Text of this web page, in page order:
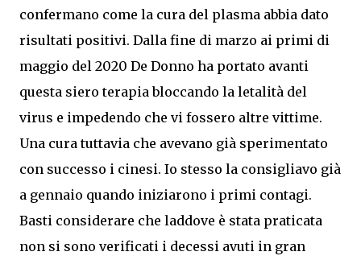
confermano come la cura del plasma abbia dato
risultati positivi. Dalla fine di marzo ai primi di
maggio del 2020 De Donno ha portato avanti
questa siero terapia bloccando la letalità del
virus e impedendo che vi fossero altre vittime.
Una cura tuttavia che avevano già sperimentato
con successo i cinesi. Io stesso la consigliavo già
a gennaio quando iniziarono i primi contagi.
Basti considerare che laddove è stata praticata
non si sono verificati i decessi avuti in gran